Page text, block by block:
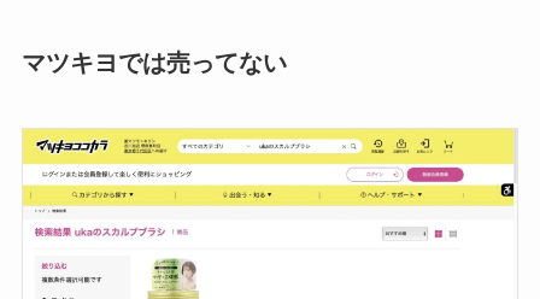
マツキヨでは売ってない